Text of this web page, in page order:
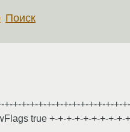
Поиск
+-+-+-+-+-+-+-+-+-+-+-+-+-
true +-+-+-+-+-+-+-+-+-